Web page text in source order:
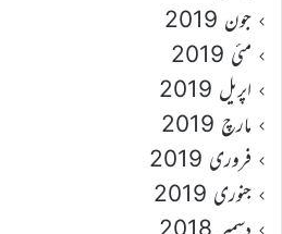
جون 2019
مئی 2019
اپریل 2019
مارچ 2019
فروری 2019
جنوری 2019
دسمبر 2018